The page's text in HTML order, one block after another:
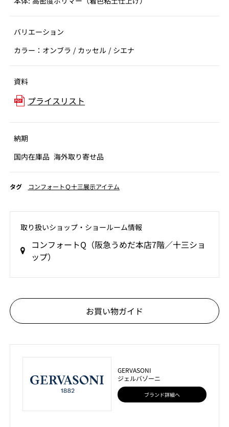
バリエーション
カラー：オンブラ / カッセル / シエナ
資料
プライスリスト
納期
国内在庫品 海外取り寄せ品
タグ コンフォートＱ十三展示アイテム
取り扱いショップ‧ショールーム情報
コンフォートQ（阪急うめだ本店7階／十三ショ
ップ）
お買い物ガイド
GERVASONI
ジェルバゾーニ
ブランド詳細へ